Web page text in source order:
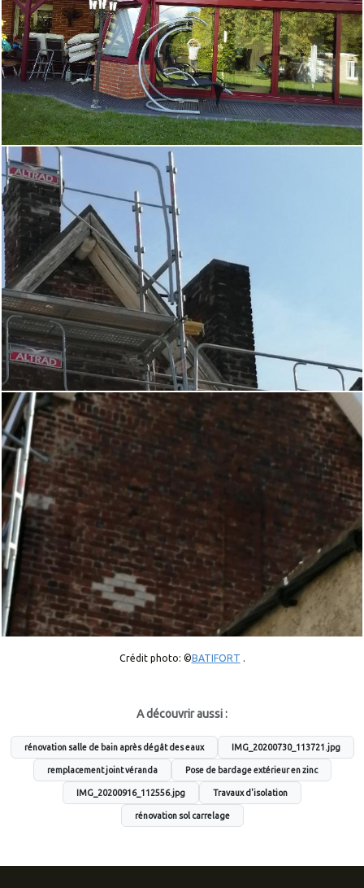
Crédit photo: ©BATIFORT .
A découvrir aussi :
rénovation salle de bain après dégât des eaux IMG_20200730_113721.jpg
remplacement joint véranda Pose de bardage extérieur en zinc
IMG_20200916_112556.jpg Travaux d'isolation
rénovation sol carrelage